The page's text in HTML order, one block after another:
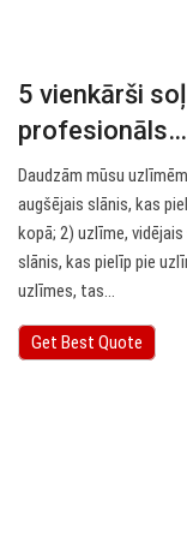
5 vienkārši
profesionāls…
Daudzām mūsu
augšējais slānis, kas
kopā; 2) uzlīme,
slānis, kas pielīp pie
uzlīmes, tas…
Get Best Quote